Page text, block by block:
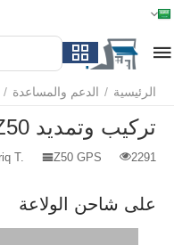
الرئيسية / الدعم والمساعدة /
تركيب وتمديد DDPAI Z50
T. Z50 GPS 2291
على شاحن الولاعة
الرئيسية القائمة